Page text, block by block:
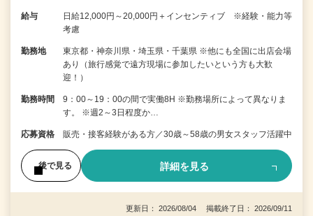
給与
日給12,000円～20,000円＋インセンティブ ※経験・能力等
考慮
勤務地
東京都・神奈川県・埼玉県・千葉県 ※他にも全国に出店会場
あり（旅行感覚で遠方現場に参加したいという方も大歓
迎！）
勤務時間
9：00～19：00の間で実働8H ※勤務場所によって異なりま
す。 ※週2～3日程度か…
応募資格 販売・接客経験がある方／30歳～58歳の男女スタッフ活躍中
後で見る 詳細を見る
更新日： 2026/08/04 掲載終了日： 2026/09/11